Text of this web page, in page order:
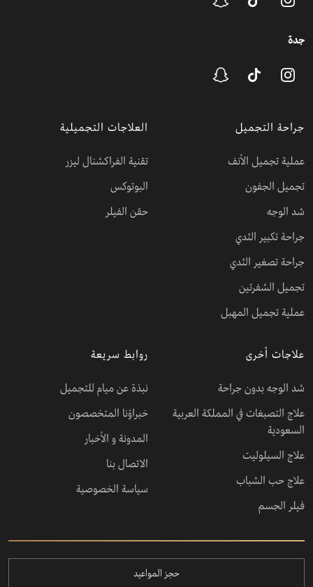
جدة
جراحة التجميل
عملية تجميل الأنف
تجميل الجفون
شد الوجه
جراحة تكبير الثدي
جراحة تصغير الثدي
تجميل الشفرتين
عملية تجميل المهبل
العلاجات التجميلية
تقنية الفراكشنال ليزر
البوتوكس
حقن الفيلر
علاجات أخرى
شد الوجه بدون جراحة
علاج التصبغات في المملكة العربية
السعودية
علاج السيلوليت
علاج حب الشباب
فيلر الجسم
روابط سريعة
نبذة عن ميام للتجميل
خبراؤنا المتخصصون
المدونة و الأخبار
الاتصال بنا
سياسة الخصوصية
حجز المواعيد